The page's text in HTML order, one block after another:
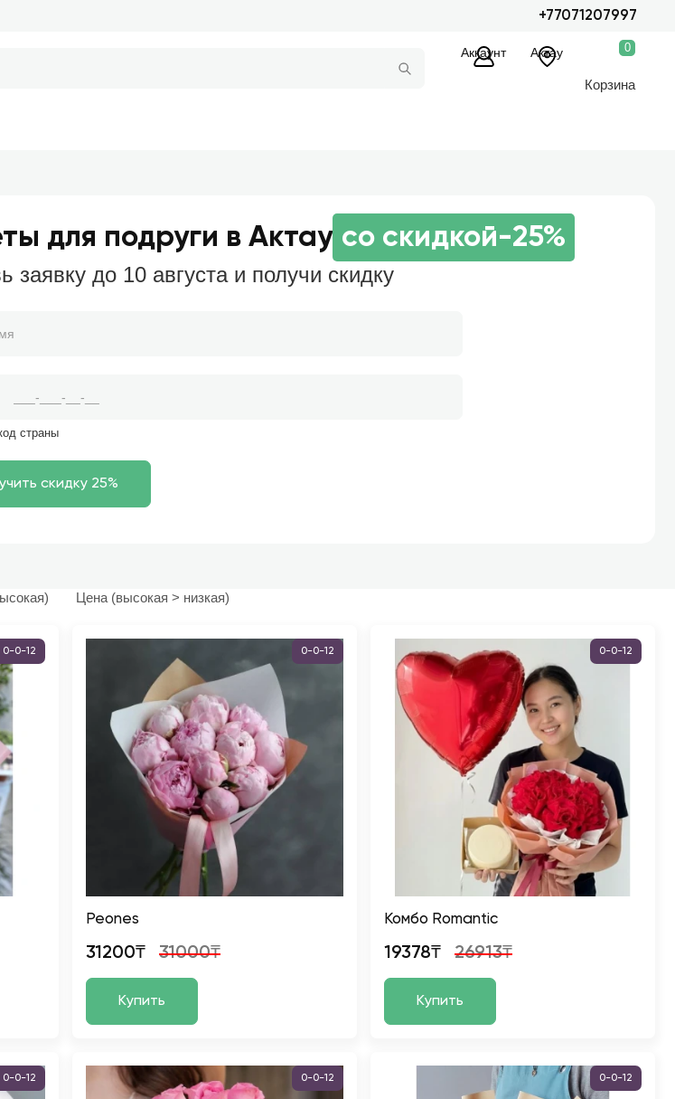
+77071207997
Аккаунт Актау 0
Корзина
для подруги в Актау со скидкой-25%
заявку до 10 августа и получи скидку
страны
Цена (высокая > низкая)
0-0-12 0-0-12
Peones
31200₸ 31000₸
Купить
0-0-12
Комбо Romantic
19378₸ 26913₸
Купить
0-0-12 0-0-12 0-0-12